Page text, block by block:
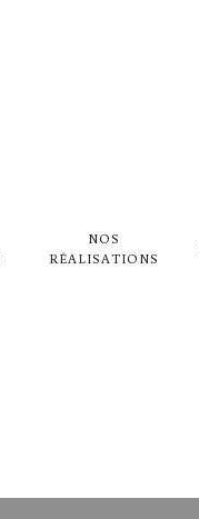
NOS
RÉALISATIONS